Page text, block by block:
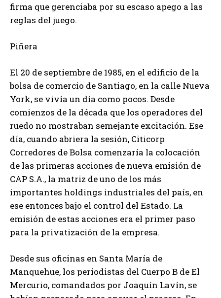
firma que gerenciaba por su escaso apego a las
reglas del juego.
Piñera
El 20 de septiembre de 1985, en el edificio de la
bolsa de comercio de Santiago, en la calle Nueva
York, se vivía un día como pocos. Desde
comienzos de la década que los operadores del
ruedo no mostraban semejante excitación. Ese
día, cuando abriera la sesión, Citicorp
Corredores de Bolsa comenzaría la colocación
de las primeras acciones de nueva emisión de
CAP S.A., la matriz de uno de los más
importantes holdings industriales del país, en
ese entonces bajo el control del Estado. La
emisión de estas acciones era el primer paso
para la privatización de la empresa.
Desde sus oficinas en Santa María de
Manquehue, los periodistas del Cuerpo B de El
Mercurio, comandados por Joaquín Lavín, se